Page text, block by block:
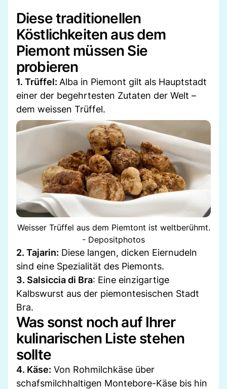
Diese traditionellen
Köstlichkeiten aus dem
Piemont müssen Sie
probieren
1. Trüffel: Alba in Piemont gilt als Hauptstadt
einer der begehrtesten Zutaten der Welt –
dem weissen Trüffel.
Weisser Trüffel aus dem Piemtont ist weltberühmt.
- Depositphotos
2. Tajarin: Diese langen, dicken Eiernudeln
sind eine Spezialität des Piemonts.
3. Salsiccia di Bra: Eine einzigartige
Kalbswurst aus der piemontesischen Stadt
Bra.
Was sonst noch auf Ihrer
kulinarischen Liste stehen
sollte
4. Käse: Von Rohmilchkäse über
schafsmilchhaltigen Montebore-Käse bis hin